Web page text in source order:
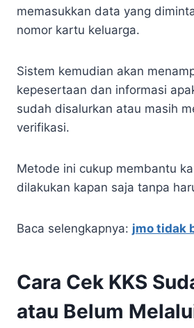
memasukkan data yang
nomor kartu keluarga.
Sistem kemudian akan
kepesertaan dan informasi
sudah disalurkan atau masih
verifikasi.
Metode ini cukup membantu
dilakukan kapan saja tanpa
Baca selengkapnya: jmo tidak
Cara Cek KKS
atau Belum